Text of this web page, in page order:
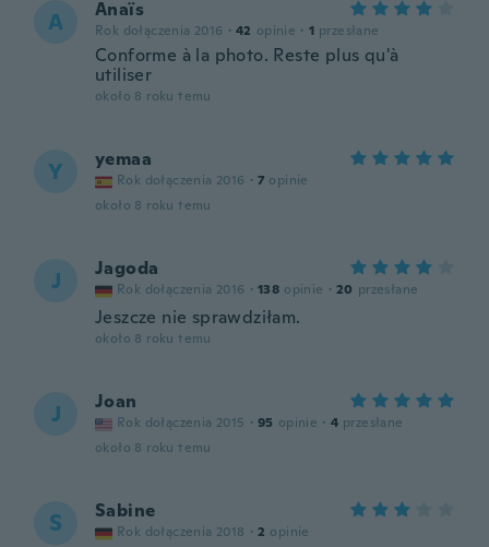
A Anaïs
Rok dołączenia 2016 · 42 opinie · 1 przesłane
Conforme à la photo. Reste plus qu'à
utiliser
około 8 roku temu
Y yemaa
Rok dołączenia 2016 · 7 opinie
około 8 roku temu
J Jagoda
Rok dołączenia 2016 · 138 opinie · 20 przesłane
Jeszcze nie sprawdziłam.
około 8 roku temu
J Joan
Rok dołączenia 2015 · 95 opinie · 4 przesłane
około 8 roku temu
S Sabine
Rok dołączenia 2018 · 2 opinie